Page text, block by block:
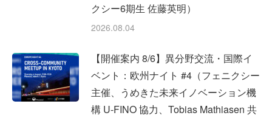
クシー6期生 佐藤英明）
2026.08.04
【開催案内 8/6】異分野交流・国際イ
ベント：欧州ナイト #4（フェニクシー
主催、うめきた未来イノベーション機
構 U-FINO 協力、Tobias Mathiasen 共